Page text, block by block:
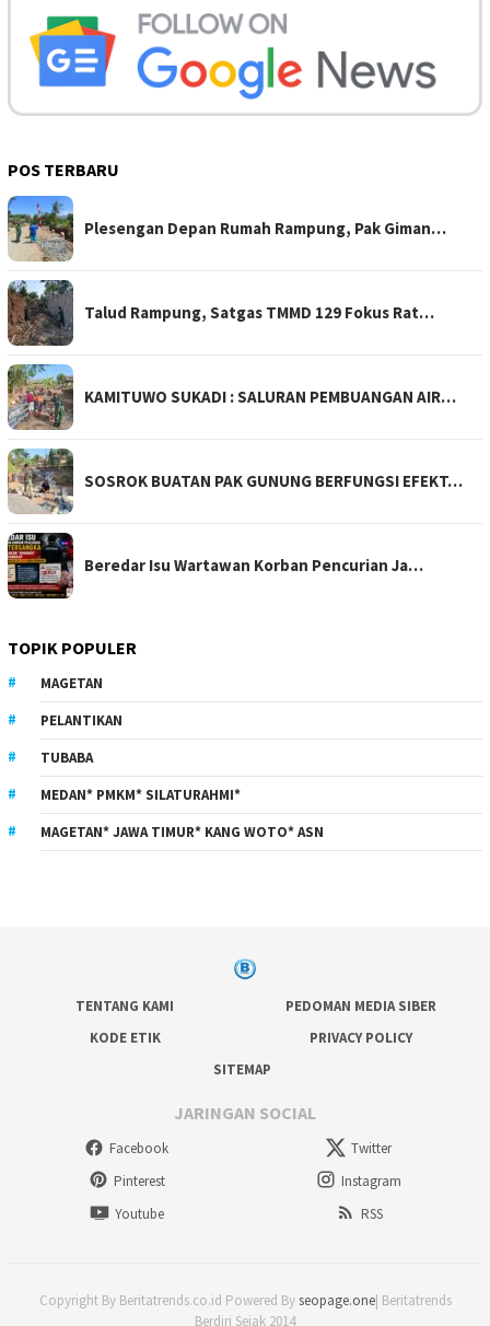
POS TERBARU
Plesengan Depan Rumah Rampung, Pak Giman…
Talud Rampung, Satgas TMMD 129 Fokus Rat…
KAMITUWO SUKADI : SALURAN PEMBUANGAN AIR…
SOSROK BUATAN PAK GUNUNG BERFUNGSI EFEKT…
Beredar Isu Wartawan Korban Pencurian Ja…
TOPIK POPULER
MAGETAN
PELANTIKAN
TUBABA
MEDAN* PMKM* SILATURAHMI*
MAGETAN* JAWA TIMUR* KANG WOTO* ASN
TENTANG KAMI
PEDOMAN MEDIA SIBER
KODE ETIK
PRIVACY POLICY
SITEMAP
JARINGAN SOCIAL
Facebook
Twitter
Pinterest
Instagram
Youtube
RSS
Copyright By Beritatrends.co.id Powered Byseopage.one| Beritatrends
Berdiri Sejak 2014